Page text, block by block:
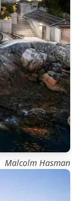
Malcolm Hasman